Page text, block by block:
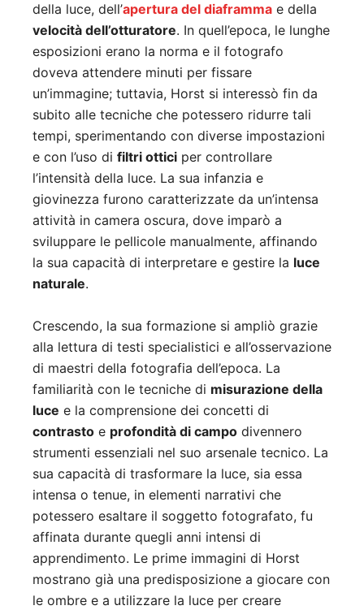
della luce, dell’apertura del diaframma e della
velocità dell’otturatore. In quell’epoca, le lunghe
esposizioni erano la norma e il fotografo
doveva attendere minuti per fissare
un’immagine; tuttavia, Horst si interessò fin da
subito alle tecniche che potessero ridurre tali
tempi, sperimentando con diverse impostazioni
e con l’uso di filtri ottici per controllare
l’intensità della luce. La sua infanzia e
giovinezza furono caratterizzate da un’intensa
attività in camera oscura, dove imparò a
sviluppare le pellicole manualmente, affinando
la sua capacità di interpretare e gestire la luce
naturale.
Crescendo, la sua formazione si ampliò grazie
alla lettura di testi specialistici e all’osservazione
di maestri della fotografia dell’epoca. La
familiarità con le tecniche di misurazione della
luce e la comprensione dei concetti di
contrasto e profondità di campo divennero
strumenti essenziali nel suo arsenale tecnico. La
sua capacità di trasformare la luce, sia essa
intensa o tenue, in elementi narrativi che
potessero esaltare il soggetto fotografato, fu
affinata durante quegli anni intensi di
apprendimento. Le prime immagini di Horst
mostrano già una predisposizione a giocare con
le ombre e a utilizzare la luce per creare